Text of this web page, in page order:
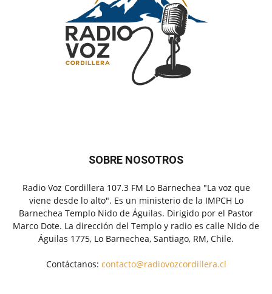
SOBRE NOSOTROS
Radio Voz Cordillera 107.3 FM Lo Barnechea "La voz que
viene desde lo alto". Es un ministerio de la IMPCH Lo
Barnechea Templo Nido de Águilas. Dirigido por el Pastor
Marco Dote. La dirección del Templo y radio es calle Nido de
Águilas 1775, Lo Barnechea, Santiago, RM, Chile.
Contáctanos: contacto@radiovozcordillera.cl